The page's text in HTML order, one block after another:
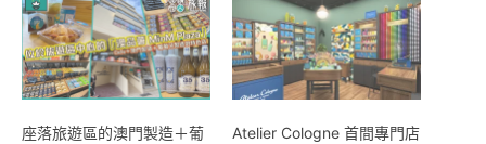
座落旅遊區的澳門製造＋葡
Atelier Cologne 首間專門店